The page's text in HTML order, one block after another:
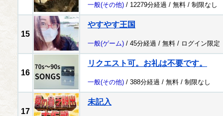
一般(その他) / 12279分経過 / 無料 / 制限なし
15
やすやす王国
一般(ゲーム) / 45分経過 / 無料 / ログイン限定
16
リクエスト可。お礼は不要です。
一般(その他) / 388分経過 / 無料 / 制限なし
17
未記入